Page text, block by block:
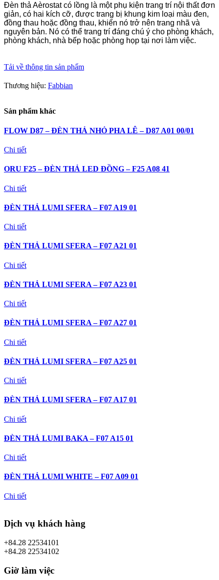
Đèn thả Aèrostat có lồng là một phụ kiện trang trí nội thất đơn
giản, có hai kích cỡ, được trang bị khung kim loại màu đen,
đồng thau hoặc đồng thau, khiến nó trở nên trang nhã và
nguyên bản. Nó có thể trang trí đáng chú ý cho phòng khách,
phòng khách, nhà bếp hoặc phòng họp tại nơi làm việc.
Tải về thông tin sản phẩm
Thương hiệu: Fabbian
Sản phẩm khác
FLOW D87 – ĐÈN THẢ NHỎ PHA LÊ – D87 A01 00/01
Chi tiết
ORU F25 – ĐÈN THẢ LED ĐỒNG – F25 A08 41
Chi tiết
ĐÈN THẢ LUMI SFERA – F07 A19 01
Chi tiết
ĐÈN THẢ LUMI SFERA – F07 A21 01
Chi tiết
ĐÈN THẢ LUMI SFERA – F07 A23 01
Chi tiết
ĐÈN THẢ LUMI SFERA – F07 A27 01
Chi tiết
ĐÈN THẢ LUMI SFERA – F07 A25 01
Chi tiết
ĐÈN THẢ LUMI SFERA – F07 A17 01
Chi tiết
ĐÈN THẢ LUMI BAKA – F07 A15 01
Chi tiết
ĐÈN THẢ LUMI WHITE – F07 A09 01
Chi tiết
Dịch vụ khách hàng
+84.28 22534101
+84.28 22534102
Giờ làm việc